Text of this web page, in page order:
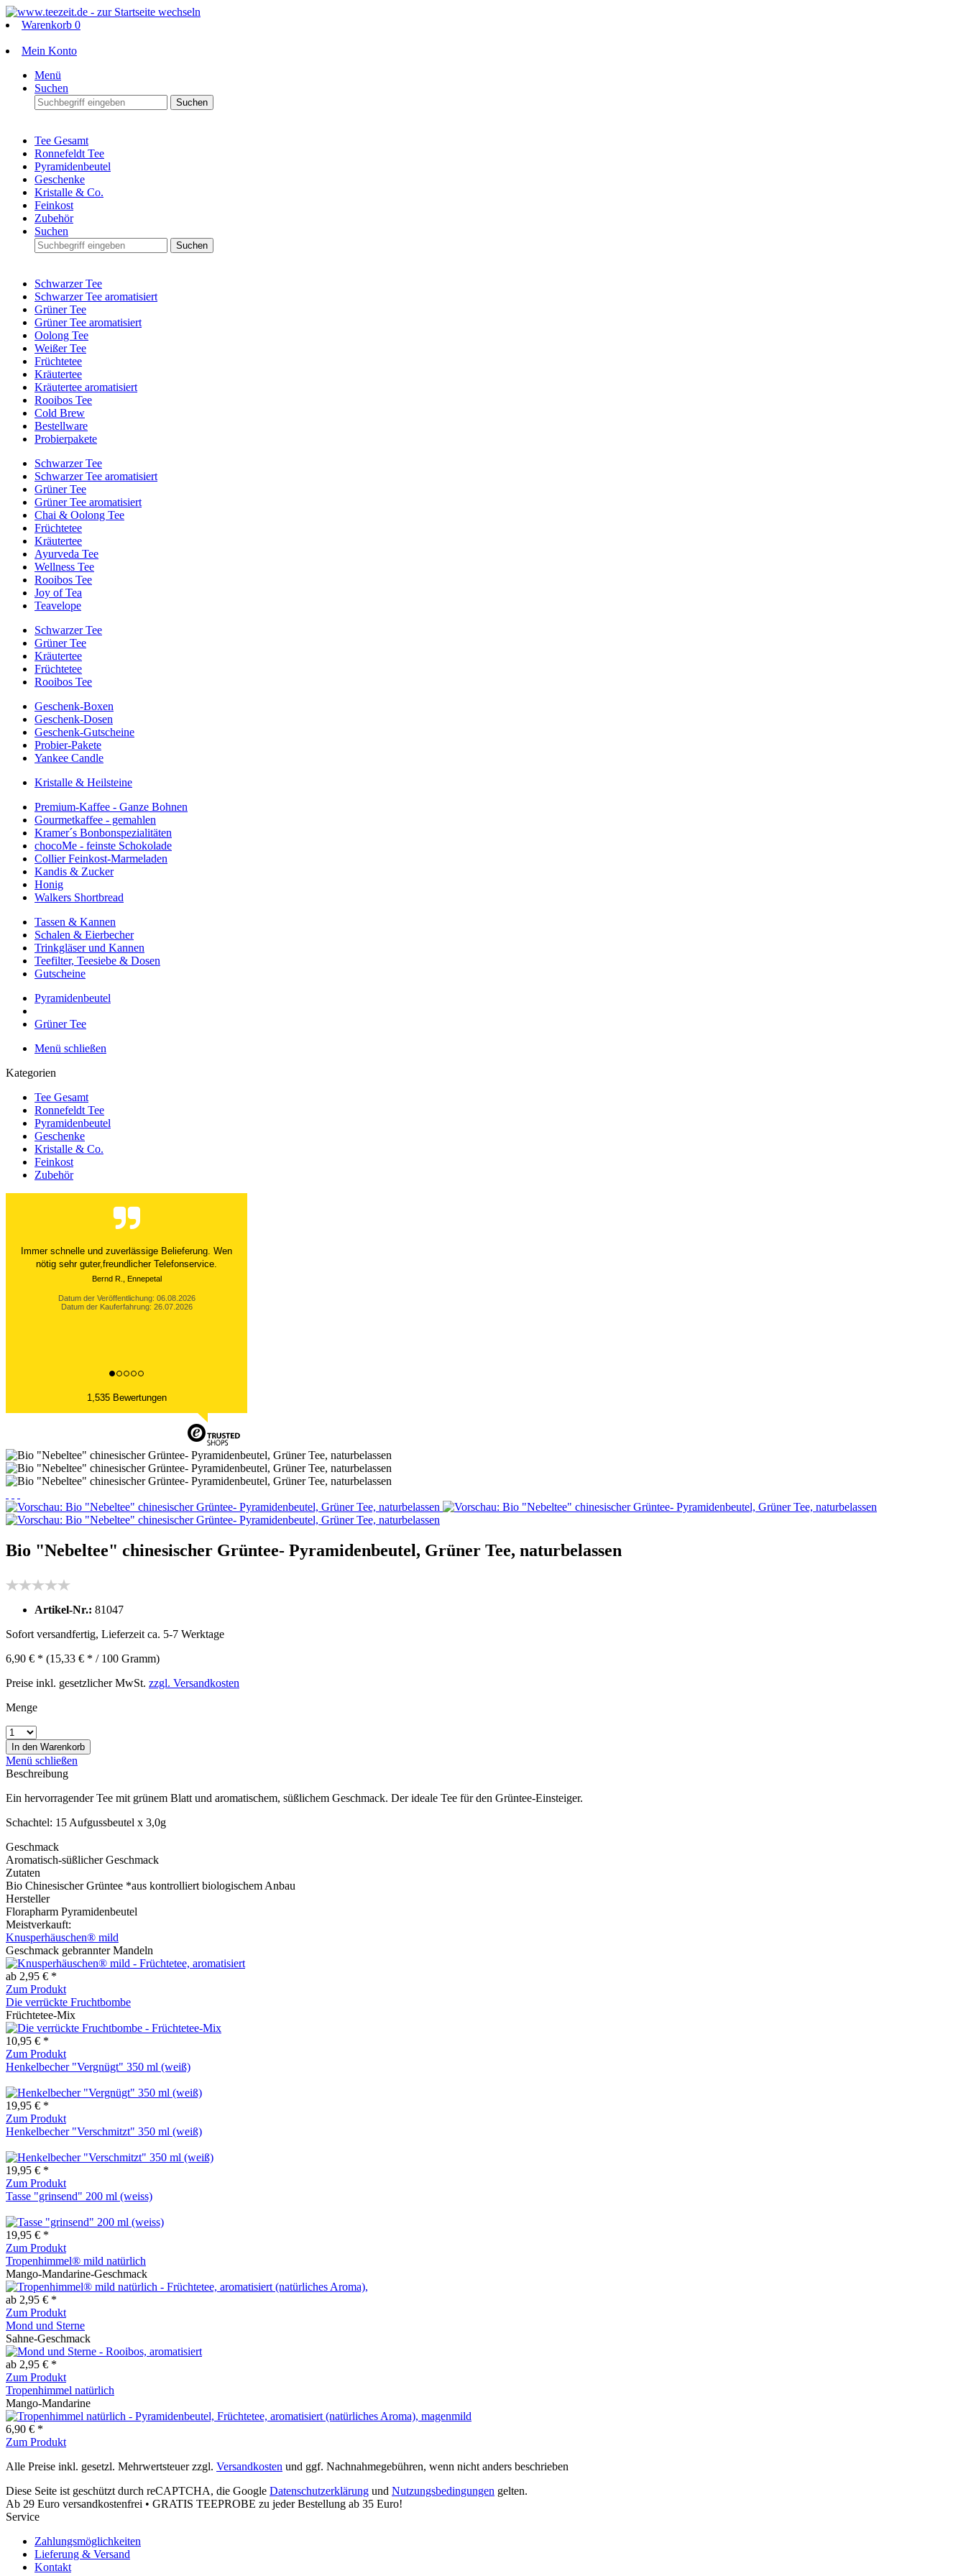
Warenkorb 0
Mein Konto
Menü
Suchen
Suchen
Tee Gesamt
Ronnefeldt Tee
Pyramidenbeutel
Geschenke
Kristalle & Co.
Feinkost
Zubehör
Suchen
Suchen
Schwarzer Tee
Schwarzer Tee aromatisiert
Grüner Tee
Grüner Tee aromatisiert
Oolong Tee
Weißer Tee
Früchtetee
Kräutertee
Kräutertee aromatisiert
Rooibos Tee
Cold Brew
Bestellware
Probierpakete
Schwarzer Tee
Schwarzer Tee aromatisiert
Grüner Tee
Grüner Tee aromatisiert
Chai & Oolong Tee
Früchtetee
Kräutertee
Ayurveda Tee
Wellness Tee
Rooibos Tee
Joy of Tea
Teavelope
Schwarzer Tee
Grüner Tee
Kräutertee
Früchtetee
Rooibos Tee
Geschenk-Boxen
Geschenk-Dosen
Geschenk-Gutscheine
Probier-Pakete
Yankee Candle
Kristalle & Heilsteine
Premium-Kaffee - Ganze Bohnen
Gourmetkaffee - gemahlen
Kramer´s Bonbonspezialitäten
chocoMe - feinste Schokolade
Collier Feinkost-Marmeladen
Kandis & Zucker
Honig
Walkers Shortbread
Tassen & Kannen
Schalen & Eierbecher
Trinkgläser und Kannen
Teefilter, Teesiebe & Dosen
Gutscheine
Pyramidenbeutel
Grüner Tee
Menü schließen
Kategorien
Tee Gesamt
Ronnefeldt Tee
Pyramidenbeutel
Geschenke
Kristalle & Co.
Feinkost
Zubehör
Der Versand ist immer innerhalb von 24 Stunden
abgewickelt. Grossartig. Ich liebe die 1kg
Alubeutel.
Datum der Veröffentlichung: 06.08.2026
Datum der Kauferfahrung: 27.07.2026
1,535 Bewertungen
Bio "Nebeltee" chinesischer Grüntee- Pyramidenbeutel, Grüner Tee, naturbelassen
Artikel-Nr.: 81047
Sofort versandfertig, Lieferzeit ca. 5-7 Werktage
6,90 € * (15,33 € * / 100 Gramm)
Preise inkl. gesetzlicher MwSt. zzgl. Versandkosten
Menge
In den Warenkorb
Menü schließen
Beschreibung
Ein hervorragender Tee mit grünem Blatt und aromatischem, süßlichem Geschmack. Der ideale Tee für den Grüntee-Einsteiger.
Schachtel: 15 Aufgussbeutel x 3,0g
Geschmack
Aromatisch-süßlicher Geschmack
Zutaten
Bio Chinesischer Grüntee *aus kontrolliert biologischem Anbau
Hersteller
Florapharm Pyramidenbeutel
Meistverkauft:
Knusperhäuschen® mild
Geschmack gebrannter Mandeln
ab 2,95 € *
Zum Produkt
Die verrückte Fruchtbombe
Früchtetee-Mix
10,95 € *
Zum Produkt
Henkelbecher "Vergnügt" 350 ml (weiß)
19,95 € *
Zum Produkt
Henkelbecher "Verschmitzt" 350 ml (weiß)
19,95 € *
Zum Produkt
Tasse "grinsend" 200 ml (weiss)
19,95 € *
Zum Produkt
Tropenhimmel® mild natürlich
Mango-Mandarine-Geschmack
ab 2,95 € *
Zum Produkt
Mond und Sterne
Sahne-Geschmack
ab 2,95 € *
Zum Produkt
Tropenhimmel natürlich
Mango-Mandarine
6,90 € *
Zum Produkt
Alle Preise inkl. gesetzl. Mehrwertsteuer zzgl. Versandkosten und ggf. Nachnahmegebühren, wenn nicht anders beschrieben
Diese Seite ist geschützt durch reCAPTCHA, die Google Datenschutzerklärung und Nutzungsbedingungen gelten.
Ab 29 Euro versandkostenfrei • GRATIS TEEPROBE zu jeder Bestellung ab 35 Euro!
Service
Zahlungsmöglichkeiten
Lieferung & Versand
Kontakt